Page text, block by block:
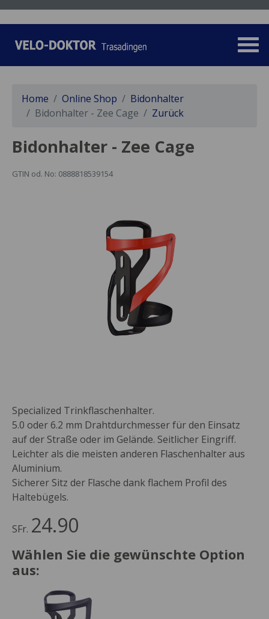
Home Online Shop
Bidonhalter
Bidonhalter - Zee Cage
Zurück
Bidonhalter - Zee Cage
GTIN od. No: 0888818539154
Specialized Trinkflaschenhalter.
5.0 oder 6.2 mm Drahtdurchmesser für den Einsatz
auf der Straße oder im Gelände. Seitlicher Eingriff.
Leichter als die meisten anderen Flaschenhalter aus
Aluminium.
Sicherer Sitz der Flasche dank flachem Profil des
Haltebügels.
SFr. 24.90
Wählen Sie die gewünschte Option
aus: